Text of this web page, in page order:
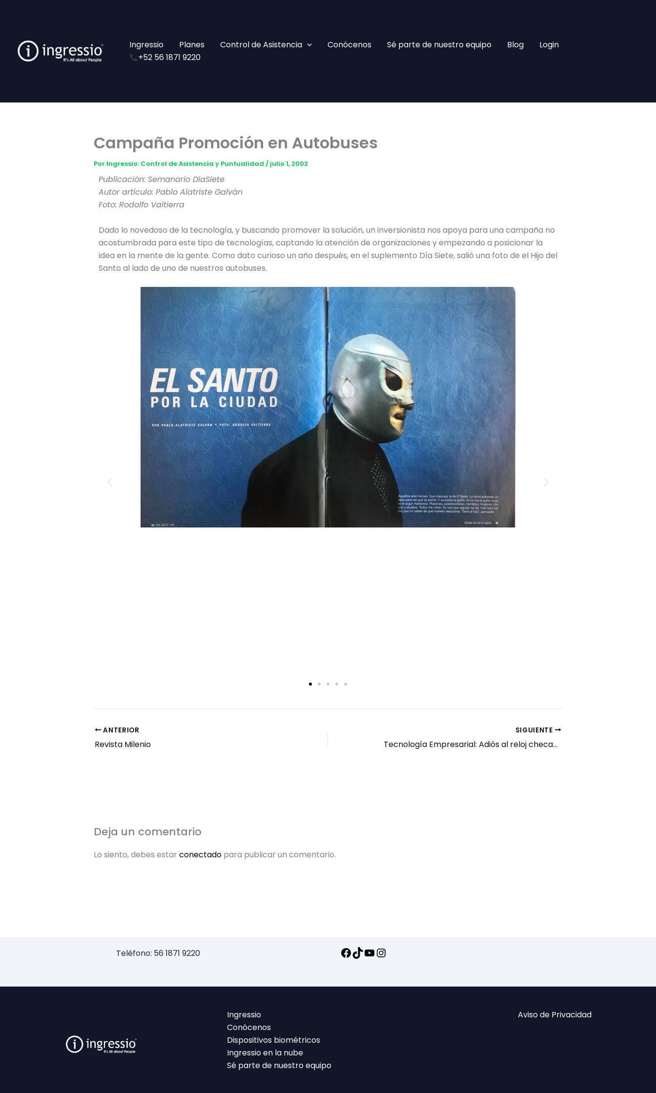
Ingressio
Planes Control de Asistencia Conócenos Sé parte de nuestro equipo Blog
Login
+52 56 1871 9220
Campaña Promoción en Autobuses
Por Ingressio: Control de Asistencia y Puntualidad / julio 1, 2002
Publicación: Semanario DíaSiete
Autor artículo: Pablo Alatriste Galván
Foto: Rodolfo Valtierra
Dado lo novedoso de la tecnología, y buscando promover la solución, un inversionista nos apoya para una campaña no
acostumbrada para este tipo de tecnologías, captando la atención de organizaciones y empezando a posicionar la
idea en la mente de la gente. Como dato curioso un año después, en el suplemento Día Siete, salió una foto de el Hijo del
Santo al lado de uno de nuestros autobuses.
ANTERIOR
Revista Milenio
SIGUIENTE
Tecnología Empresarial: Adiós al reloj checador en AGFA
Deja un comentario
Lo siento, debes estar conectado para publicar un comentario.
Teléfono: 56 1871 9220
Ingressio
Conócenos
Dispositivos biométricos
Ingressio en la nube
Sé parte de nuestro equipo
Aviso de Privacidad